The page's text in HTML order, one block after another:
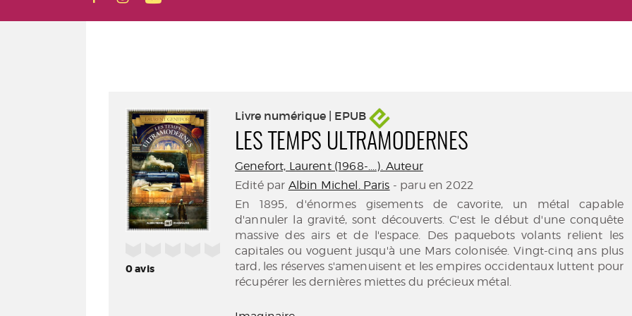
0avis
Livre numérique | EPUB
LES TEMPS ULTRAMODERNES
Genefort, Laurent (1968-....). Auteur
Edité par Albin Michel. Paris - paru en 2022
En 1895, d'énormes gisements de cavorite, un métal capable
d'annuler la gravité, sont découverts. C'est le début d'une conquête
massive des airs et de l'espace. Des paquebots volants relient les
capitales ou voguent jusqu'à une Mars colonisée. Vingt-cinq ans plus
tard, les réserves s'amenuisent et les empires occidentaux luttent pour
récupérer les dernières miettes du précieux métal.